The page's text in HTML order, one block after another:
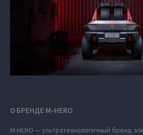
О БРЕНДЕ M‑HERO
M‑HERO — ультратехнологичный бренд